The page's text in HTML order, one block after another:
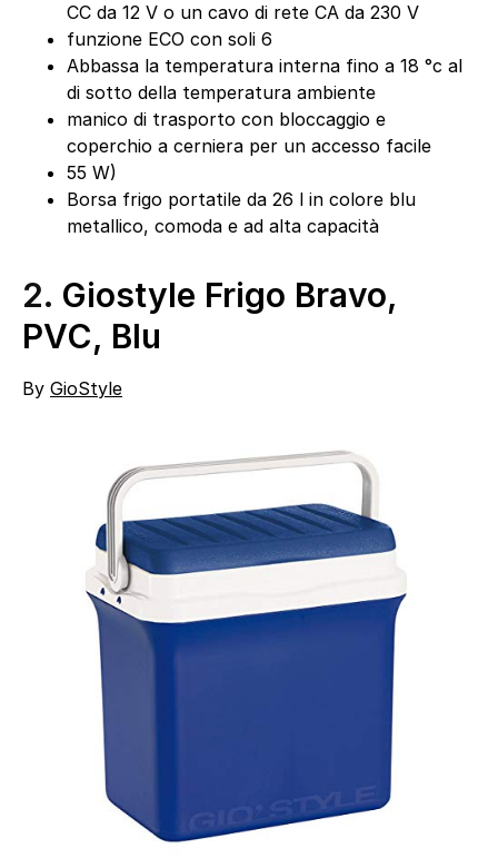
CC da 12 V o un cavo di rete CA da 230 V
funzione ECO con soli 6
Abbassa la temperatura interna fino a 18 °c al
di sotto della temperatura ambiente
manico di trasporto con bloccaggio e
coperchio a cerniera per un accesso facile
55 W)
Borsa frigo portatile da 26 l in colore blu
metallico, comoda e ad alta capacità
2. Giostyle Frigo Bravo,
PVC, Blu
By GioStyle